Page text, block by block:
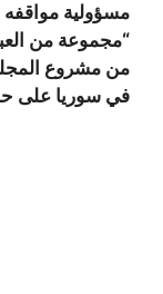
مسؤولية
“مجموعة من
من مشروع
في سوريا على